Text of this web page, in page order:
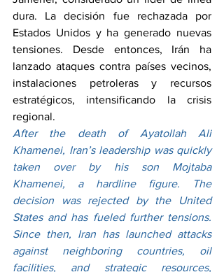
dura. La decisión fue rechazada por
Estados Unidos y ha generado nuevas
tensiones. Desde entonces, Irán ha
lanzado ataques contra países vecinos,
instalaciones petroleras y recursos
estratégicos, intensificando la crisis
regional.
After the death of Ayatollah Ali
Khamenei, Iran’s leadership was quickly
taken over by his son Mojtaba
Khamenei, a hardline figure. The
decision was rejected by the United
States and has fueled further tensions.
Since then, Iran has launched attacks
against neighboring countries, oil
facilities, and strategic resources,